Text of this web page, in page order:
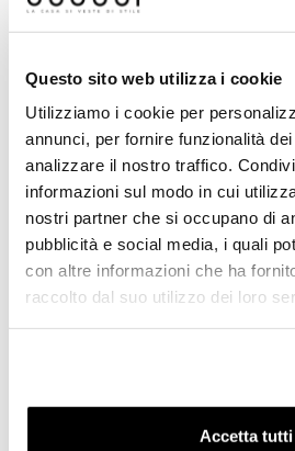
Questo sito web utilizza i cookie
Utilizziamo i cookie per
annunci, per fornire funzionalità
analizzare il nostro traffico.
informazioni sul modo in cui
nostri partner che si occupano di
pubblicità e social media, i quali
con altre informazioni che ha
raccolto dal suo utilizzo dei loro
Accetta tutti
Prodotti
-25%